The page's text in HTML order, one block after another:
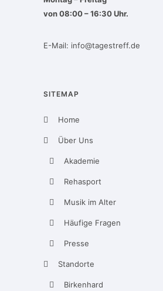
von 08:00 – 16:30 Uhr.
E-Mail: info@tagestreff.de
SITEMAP
Home
Über Uns
Akademie
Rehasport
Musik im Alter
Häufige Fragen
Presse
Standorte
Birkenhard